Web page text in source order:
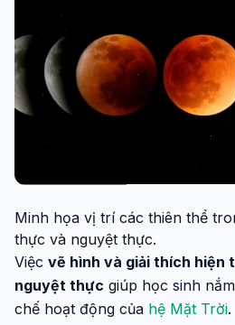
Minh họa vị trí các thiên thể
thực và nguyệt thực.
Việc vẽ hình và giải thích hiện
nguyệt thực giúp học sinh
chế hoạt động của hệ Mặt Trời.